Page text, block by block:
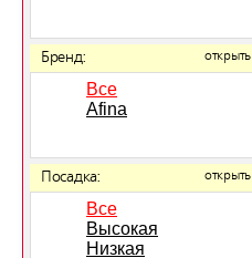
Бренд: открыть
Все
Afina
Посадка: открыть
Все
Высокая
Низкая